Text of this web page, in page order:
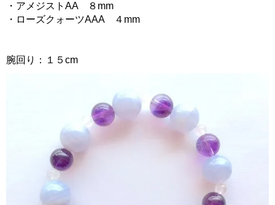
・アメジストAA ８mm
・ローズクォーツAAA ４mm
腕回り：１５cm